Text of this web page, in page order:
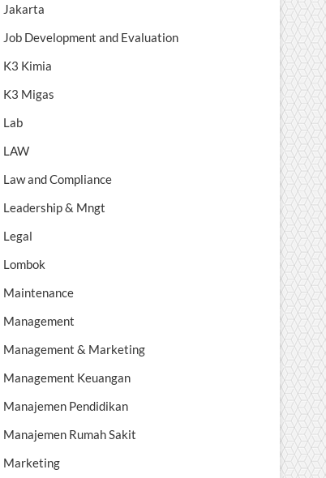
Jakarta
Job Development and Evaluation
K3 Kimia
K3 Migas
Lab
LAW
Law and Compliance
Leadership & Mngt
Legal
Lombok
Maintenance
Management
Management & Marketing
Management Keuangan
Manajemen Pendidikan
Manajemen Rumah Sakit
Marketing